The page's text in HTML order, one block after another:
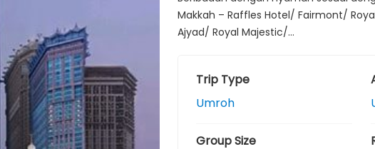
Makkah – Raffles Hotel/ Fairmont/
Ajyad/ Royal Majestic/…
Trip Type
Umroh
Group Size